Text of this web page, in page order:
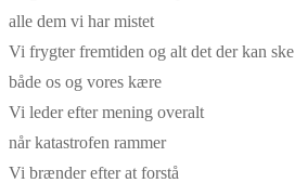
alle dem vi har mistet
Vi frygter fremtiden og alt det der kan ske
både os og vores kære
Vi leder efter mening overalt
når katastrofen rammer
Vi brænder efter at forstå